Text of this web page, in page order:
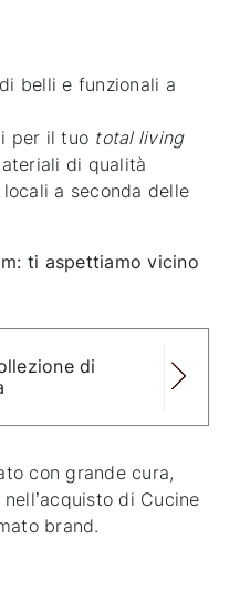
belli e funzionali a
per il tuo total living
di qualità
a seconda delle
ti aspettiamo vicino
di
con grande cura,
di Cucine
brand.